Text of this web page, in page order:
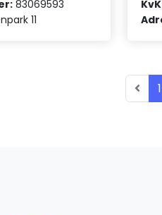
83069593
11
1